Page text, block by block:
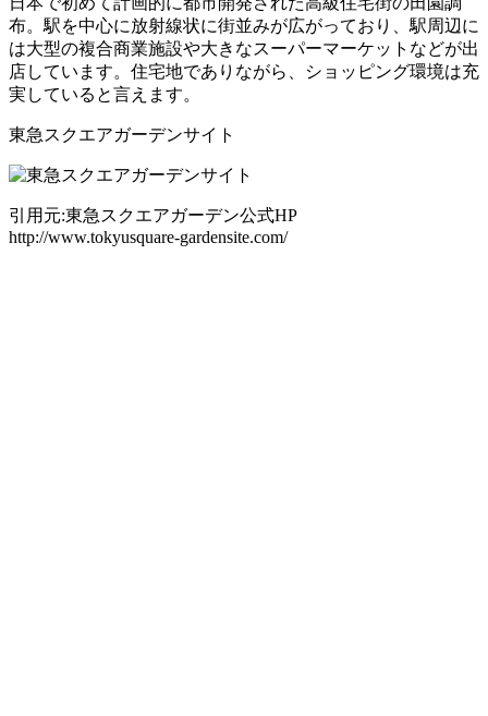
布。駅を中心に放射線状に街並みが広がっており、駅周辺に
は大型の複合商業施設や大きなスーパーマーケットなどが出
店しています。住宅地でありながら、ショッピング環境は充
実していると言えます。
東急スクエアガーデンサイト
引用元:東急スクエアガーデン公式HP
http://www.tokyusquare-gardensite.com/